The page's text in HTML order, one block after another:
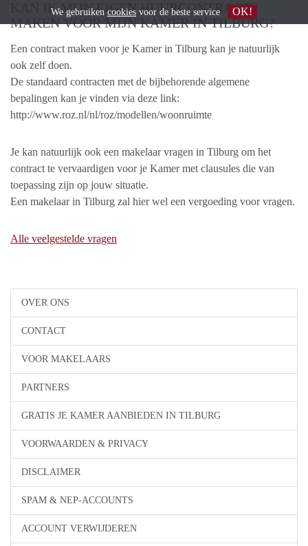
OVER ONS
CONTACT
VOOR MAKELAARS
PARTNERS
GRATIS JE KAMER AANBIEDEN IN TILBURG
VOORWAARDEN & PRIVACY
DISCLAIMER
SPAM & NEP-ACCOUNTS
ACCOUNT VERWIJDEREN
KAN IK MIJN EIGEN HUURCONTRACT
MAKEN VOOR MIJN KAMER IN TILBURG?
Een contract maken voor je Kamer in Tilburg kan je natuurlijk
ook zelf doen.
De standaard contracten met de bijbehorende algemene
bepalingen kan je vinden via deze link:
http://www.roz.nl/nl/roz/modellen/woonruimte
Je kan natuurlijk ook een makelaar vragen in Tilburg om het
contract te vervaardigen voor je Kamer met clausules die van
toepassing zijn op jouw situatie.
Een makelaar in Tilburg zal hier wel een vergoeding voor vragen.
Alle veelgestelde vragen
We gebruiken cookies voor de beste service OK!